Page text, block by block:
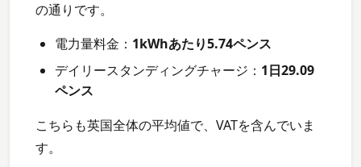
の通りです。
電力量料金： 1kWhあたり5.74ペンス
デイリースタンディングチャージ： 1日29.09
ペンス
こちらも英国全体の平均値で、VATを含んでいま
す。